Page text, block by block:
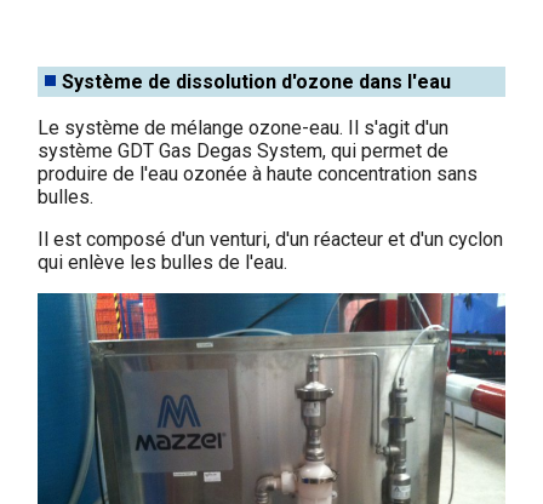
Système de dissolution d'ozone dans l'eau
Le système de mélange ozone-eau. Il s'agit d'un
système GDT Gas Degas System, qui permet de
produire de l'eau ozonée à haute concentration sans
bulles.
Il est composé d'un venturi, d'un réacteur et d'un cyclon
qui enlève les bulles de l'eau.